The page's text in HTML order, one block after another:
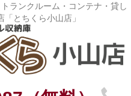
ランクルーム・コンテナ・貸し
とちくら小山店」